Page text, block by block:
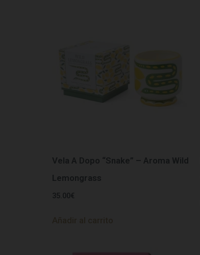
Vela A Dopo “Snake” – Aroma Wild
Lemongrass
35.00 €